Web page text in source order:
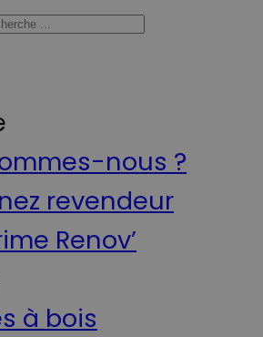
nous ?
revendeur
Renov’
à bois